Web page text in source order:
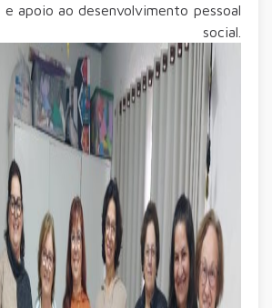
apoio ao desenvolvimento pessoal